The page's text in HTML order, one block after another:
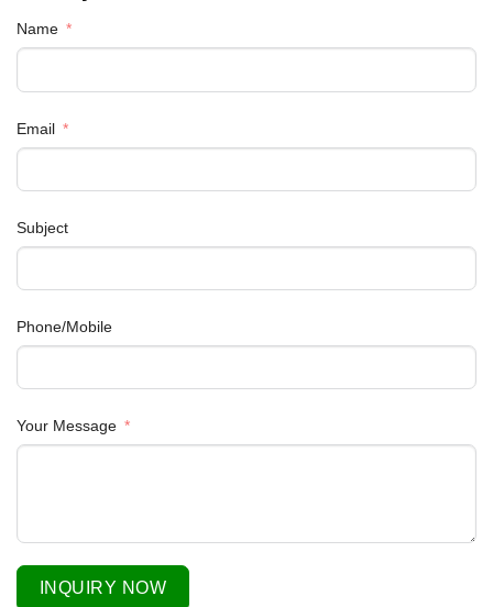
Name
Email
Subject
Phone/Mobile
Your Message
INQUIRY NOW